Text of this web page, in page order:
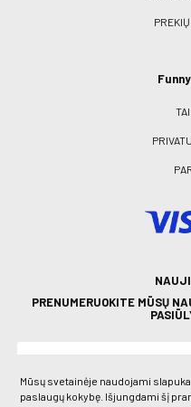
Mūsų svetainėje naudojami
paslaugų kokybę. Išjungdami šį
PRENUMERUOKITE MŪSŲ